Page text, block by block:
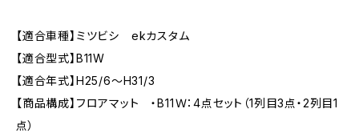
【適合車種】ミツビシ ekカスタム
【適合型式】B11W
【適合年式】H25/6〜H31/3
【商品構成】フロアマット ・B11Ｗ：4点セット（1列目3点・2列目1
点）